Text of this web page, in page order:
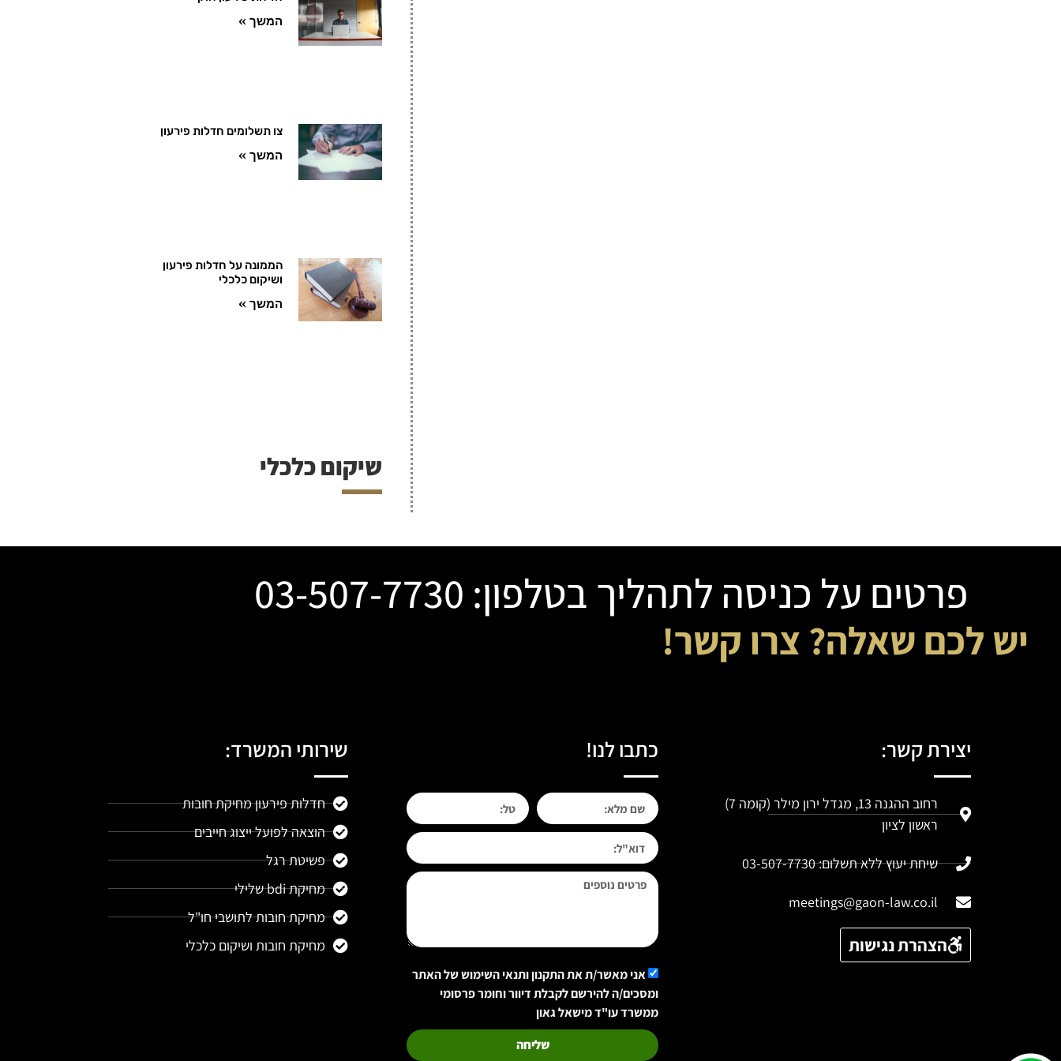
המשך »
צו תשלומים חדלות פירעון
המשך »
הממונה על חדלות פירעון
ושיקום כלכלי
המשך »
שיקום כלכלי
פרטים על כניסה לתהליך בטלפון: 03-507-7730
יש לכם שאלה? צרו קשר!
יצירת קשר:
רחוב ההגנה 13, מגדל ירון מילר (קומה 7)
ראשון לציון
שיחת יעוץ ללא תשלום: 03-507-7730
meetings@gaon-law.co.il
הצהרת נגישות
כתבו לנו!
אני מאשר/ת את התקנון ותנאי השימוש של האתר
ומסכים/ה להירשם לקבלת דיוור וחומר פרסומי
ממשרד עו"ד מישאל גאון
שליחה
שירותי המשרד:
חדלות פירעון מחיקת חובות
הוצאה לפועל ייצוג חייבים
פשיטת רגל
מחיקת bdi שלילי
מחיקת חובות לתושבי חו"ל
מחיקת חובות ושיקום כלכלי